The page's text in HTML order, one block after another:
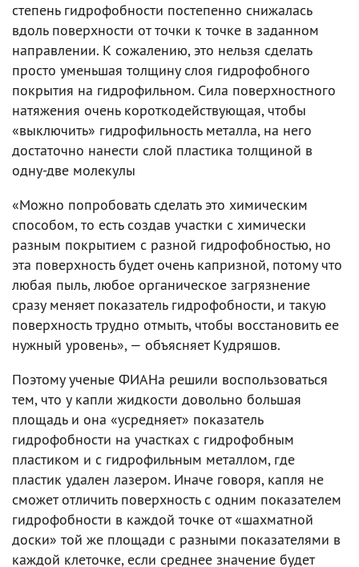
степень гидрофобности постепенно снижалась
вдоль поверхности от точки к точке в заданном
направлении. К сожалению, это нельзя сделать
просто уменьшая толщину слоя гидрофобного
покрытия на гидрофильном. Сила поверхностного
натяжения очень короткодействующая, чтобы
«выключить» гидрофильность металла, на него
достаточно нанести слой пластика толщиной в
одну-две молекулы
«Можно попробовать сделать это химическим
способом, то есть создав участки с химически
разным покрытием с разной гидрофобностью, но
эта поверхность будет очень капризной, потому что
любая пыль, любое органическое загрязнение
сразу меняет показатель гидрофобности, и такую
поверхность трудно отмыть, чтобы восстановить ее
нужный уровень», — объясняет Кудряшов.
Поэтому ученые ФИАНа решили воспользоваться
тем, что у капли жидкости довольно большая
площадь и она «усредняет» показатель
гидрофобности на участках с гидрофобным
пластиком и с гидрофильным металлом, где
пластик удален лазером. Иначе говоря, капля не
сможет отличить поверхность с одним показателем
гидрофобности в каждой точке от «шахматной
доски» той же площади с разными показателями в
каждой клеточке, если среднее значение будет